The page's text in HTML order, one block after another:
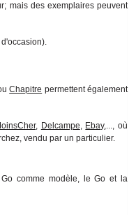
mais des exemplaires peuvent
Chapitre permettent également
, Delcampe, Ebay,..., où
vendu par un particulier.
comme modèle, le Go et la